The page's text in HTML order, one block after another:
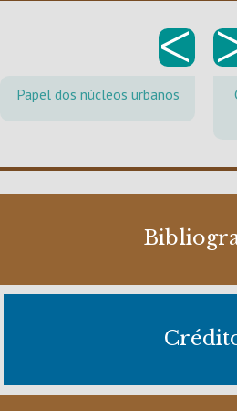
< >
Papel dos núcleos urbanos